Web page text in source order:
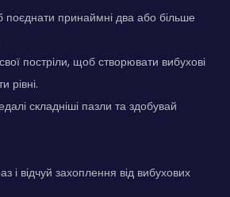
поєднати принаймні два або більше
постріли, щоб створювати вибухові
рівні.
складніші пазли та здобувай
і відчуй захоплення від вибухових